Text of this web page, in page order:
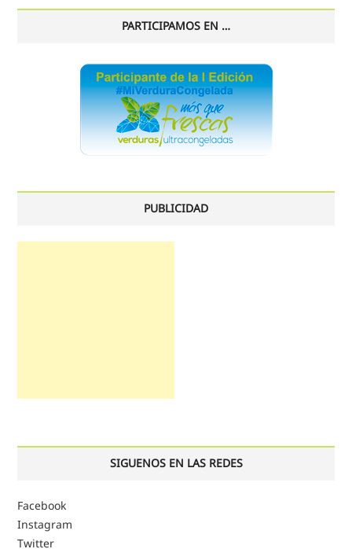
PARTICIPAMOS EN …
PUBLICIDAD
SIGUENOS EN LAS REDES
Facebook
Instagram
Twitter